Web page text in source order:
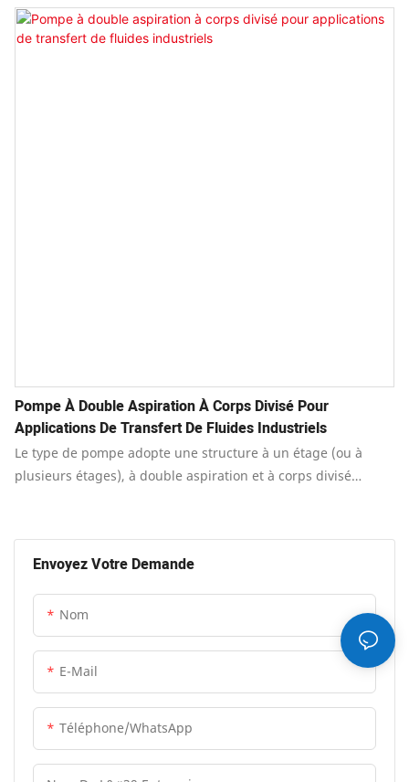
Envoyez Votre Demande
Nom
E-Mail
Téléphone/WhatsApp
onzième édition de la norme API 610 « Pompes centrifuges
pour les industries du pétrole, de la pétrochimie et du gaz
Pompe À Double Aspiration À Corps Divisé Pour
Applications De Transfert De Fluides Industriels
Le type de pompe adopte une structure à un étage (ou à
plusieurs étages), à double aspiration et à corps divisé